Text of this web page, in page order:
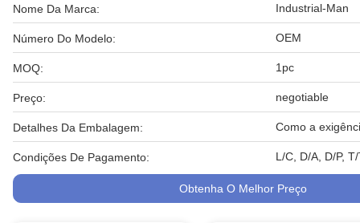
Nome Da Marca: Industrial-Man
Número Do Modelo: OEM
MOQ: 1pc
Preço: negotiable
Detalhes Da Embalagem: Como a
Condições De Pagamento: L/C, D/A, D/P,
Obtenha O Melhor Preço